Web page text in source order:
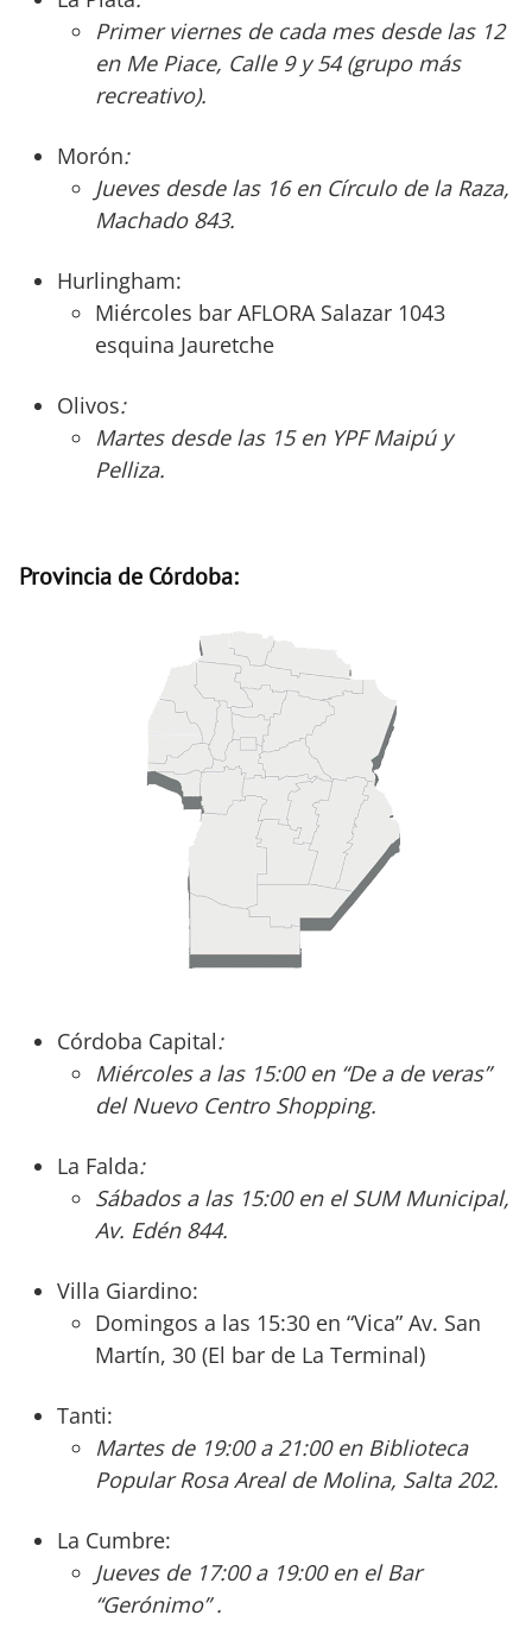
Primer viernes de cada mes desde las 12
en Me Piace, Calle 9 y 54 (grupo más
recreativo).
Morón:
Jueves desde las 16 en Círculo de la Raza,
Machado 843.
Hurlingham:
Miércoles bar AFLORA Salazar 1043
esquina Jauretche
Olivos:
Martes desde las 15 en YPF Maipú y
Pelliza.
Provincia de Córdoba:
Córdoba Capital:
Miércoles a las 15:00 en “De a de veras”
del Nuevo Centro Shopping.
La Falda:
Sábados a las 15:00 en el SUM Municipal,
Av. Edén 844.
Villa Giardino:
Domingos a las 15:30 en “Vica” Av. San
Martín, 30 (El bar de La Terminal)
Tanti:
Martes de 19:00 a 21:00 en Biblioteca
Popular Rosa Areal de Molina, Salta 202.
La Cumbre:
Jueves de 17:00 a 19:00 en el Bar
“Gerónimo” .